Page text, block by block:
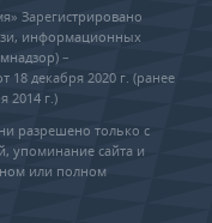
Зарегистрировано
информационных
–
декабря 2020 г. (ранее
2014 г.)
разрешено только с
упоминание сайта и
или полном